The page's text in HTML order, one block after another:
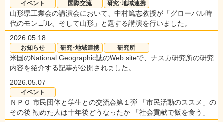
イベント 国際交流 研究･地域連携
山形県工業会の講演会において、中村篤志教授が「グローバル時
代のモンゴル、そして山形」と題する講演を行いました。
2026.05.18
お知らせ 研究･地域連携 研究所
米国のNational Geographic誌のWeb siteで、ナスカ研究所の研究
内容を紹介する記事が公開されました。
2026.05.07
イベント
ＮＰＯ 市民団体と学生との交流会第１弾 「市民活動のススメ」の
その後 勧めた人は十年後どうなったか 「社会貢献で飯を食う」